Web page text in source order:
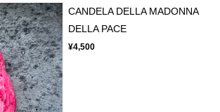
CANDELA DELLA MADONNA
DELLA PACE
¥4,500